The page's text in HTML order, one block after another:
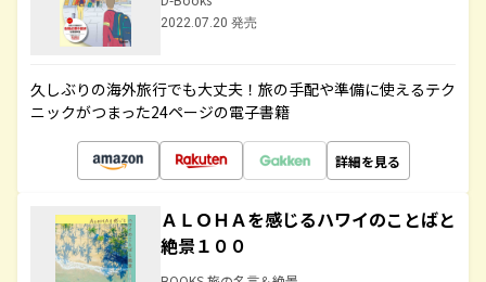
2022.07.20 発売
久しぶりの海外旅行でも大丈夫！旅の手配や準備に使えるテク
ニックがつまった24ページの電子書籍
詳細を見る
ＡＬＯＨＡを感じるハワイのことばと
絶景１００